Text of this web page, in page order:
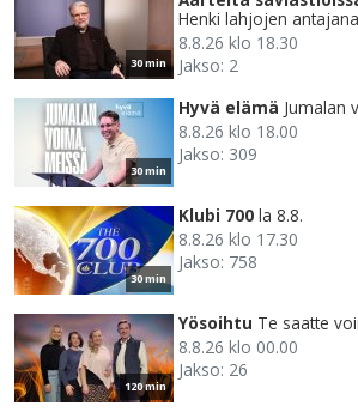
30 min
Henki lahjojen antajana
8.8.26 klo 18.30
Jakso: 2
30 min
Hyvä elämä Jumalan
8.8.26 klo 18.00
Jakso: 309
30 min
Klubi 700 la 8.8.
8.8.26 klo 17.30
Jakso: 758
120 min
Yösoihtu Te saatte
8.8.26 klo 00.00
Jakso: 26